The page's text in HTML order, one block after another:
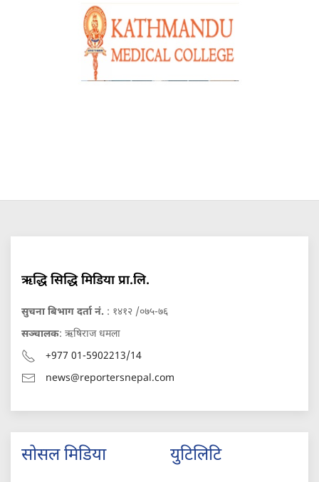
ऋद्धि सिद्धि मिडिया प्रा.लि.
सुचना बिभाग दर्ता नं. : १४१२ /०७५-७६
सञ्चालक: ऋषिराज धमला
+977 01-5902213/14
news@reportersnepal.com
सोसल मिडिया युटिलिटि